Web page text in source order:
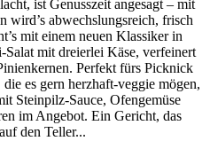
ist Genusszeit angesagt – mit
wird’s abwechslungsreich, frisch
mit einem neuen Klassiker in
mit dreierlei Käse, verfeinert
Perfekt fürs Picknick
es gern herzhaft-veggie mögen,
Steinpilz-Sauce, Ofengemüse
im Angebot. Ein Gericht, das
den Teller...